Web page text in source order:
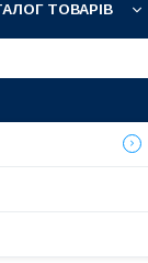
ТОВАРІВ